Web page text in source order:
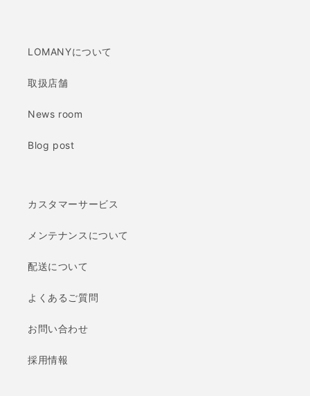
LOMANYについて
取扱店舗
News room
Blog post
カスタマーサービス
メンテナンスについて
配送について
よくあるご質問
お問い合わせ
採用情報